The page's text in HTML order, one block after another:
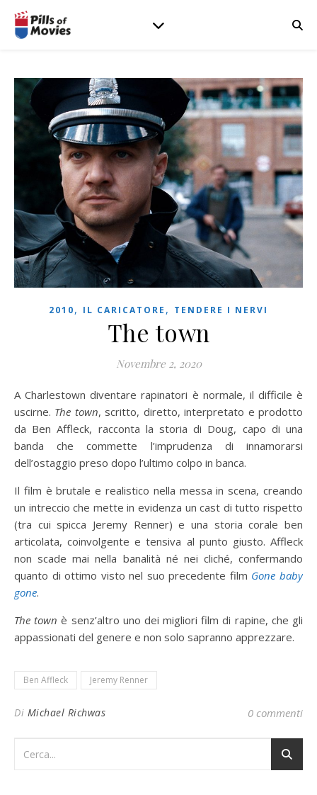
2010, IL CARICATORE , TENDERE I NERVI
The town
Novembre 2, 2020
A Charlestown diventare rapinatori è normale, il difficile è
uscirne. The town, scritto, diretto, interpretato e prodotto
da Ben Affleck, racconta la storia di Doug, capo di una
banda che commette l’imprudenza di innamorarsi
dell’ostaggio preso dopo l’ultimo colpo in banca.
Il film è brutale e realistico nella messa in scena, creando
un intreccio che mette in evidenza un cast di tutto rispetto
(tra cui spicca Jeremy Renner) e una storia corale ben
articolata, coinvolgente e tensiva al punto giusto. Affleck
non scade mai nella banalità né nei cliché, confermando
quanto di ottimo visto nel suo precedente film Gone baby
gone.
The town è senz’altro uno dei migliori film di rapine, che gli
appassionati del genere e non solo sapranno apprezzare.
Ben Affleck Jeremy Renner
Di Michael Richwas 0 commenti